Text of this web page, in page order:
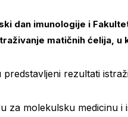
dan imunologije i
matičnih ćelija,
predstavljeni rezultati
za molekulsku medicinu